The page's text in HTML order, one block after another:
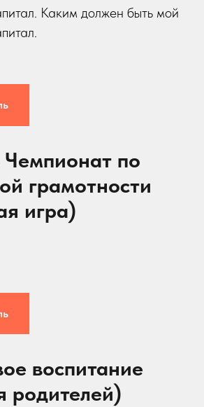
Каким должен быть мой
по
грамотности
игра)
воспитание
родителей)